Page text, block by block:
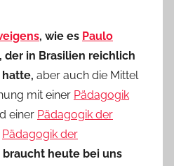
, wie es Paulo
der in Brasilien reichlich
aber auch die Mittel
mit einer Pädagogik
einer Pädagogik der
Pädagogik der
braucht heute bei uns